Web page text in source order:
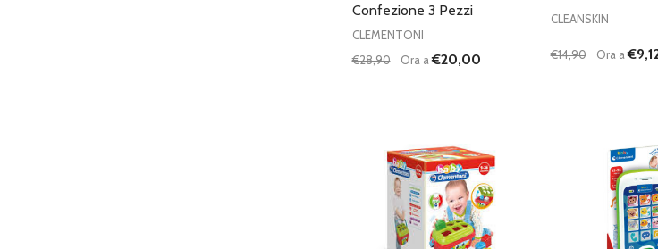
Confezione 3 Pezzi
CLEMENTONI
€28,90
Ora a€20,00
CLEANSKIN
€14,90 Ora a